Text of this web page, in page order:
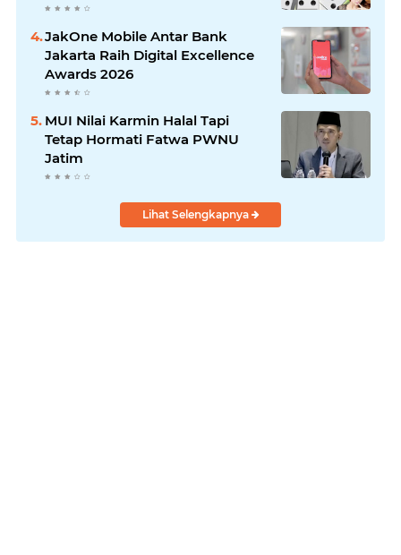
JakOne Mobile Antar Bank
Jakarta Raih Digital Excellence
Awards 2026
MUI Nilai Karmin Halal Tapi
Tetap Hormati Fatwa PWNU
Jatim
Lihat Selengkapnya